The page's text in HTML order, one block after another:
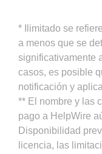
* Ilimitado se
a menos que se
significativamente
casos, es posible
notificación y
** El nombre y las
pago a HelpWire
Disponibilidad
licencia, las